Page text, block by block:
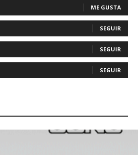
ME GUSTA
SEGUIR
SEGUIR
SEGUIR